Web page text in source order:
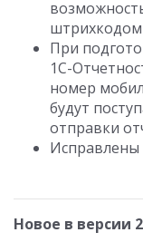
штрихкодом
При
1С-
номер
будут
отправки
Новое в версии